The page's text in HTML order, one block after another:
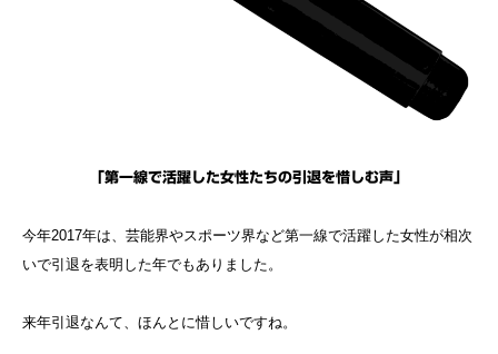
「第一線で活躍した女性たちの引退を惜しむ声」
今年2017年は、芸能界やスポーツ界など第一線で活躍した女性が相次
いで引退を表明した年でもありました。
来年引退なんて、ほんとに惜しいですね。